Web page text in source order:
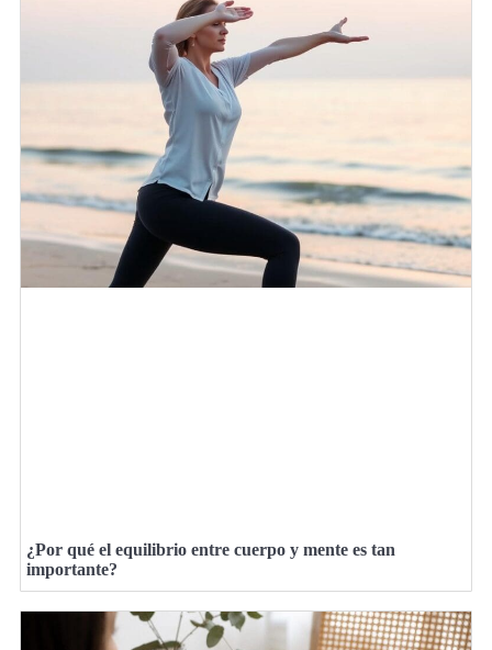
¿Por qué el equilibrio entre cuerpo y mente es tan
importante?